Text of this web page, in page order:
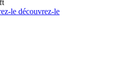
le découvrez-le